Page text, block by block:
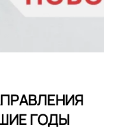
ГОДЫ